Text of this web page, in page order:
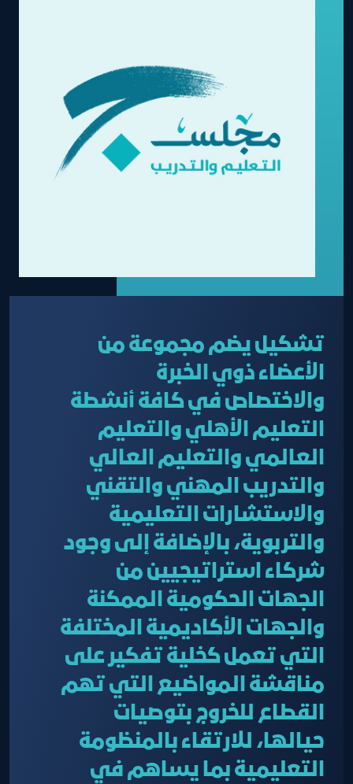
تشكيل يضم مجموعة من
الأعضاء ذوي الخبرة
والاختصاص في كافة أنشطة
التعليم الأهلي والتعليم
العالمي والتعليم العالي
والتدريب المهني والتقني
والاستشارات التعليمية
والتربوية، بالإضافة إلى وجود
شركاء استراتيجيين من
الجهات الحكومية الممكنة
والجهات الأكاديمية المختلفة
التي تعمل كخلية تفكير على
مناقشة المواضيع التي تهم
القطاع للخروج بتوصيات
حيالها، للارتقاء بالمنظومة
التعليمية بما يساهم في